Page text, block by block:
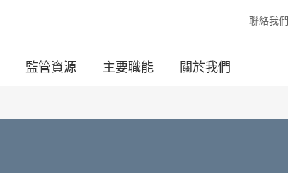
聯絡我們
監管資源 主要職能 關於我們